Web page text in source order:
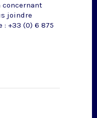
concernant
joindre
+33 (0) 6 875